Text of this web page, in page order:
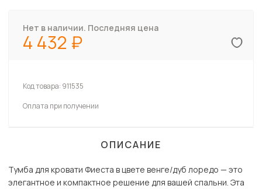
Нет в наличии. Последняя цена
4 432
Код товара: 911535
Оплата при получении
ОПИСАНИЕ
Тумба для кровати Фиеста в цвете венге/дуб лоредо — это
элегантное и компактное решение для вашей спальни. Эта